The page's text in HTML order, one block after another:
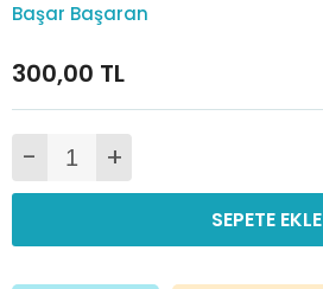
Başar Başaran
300,00 TL
- +
SEPETE EKLE